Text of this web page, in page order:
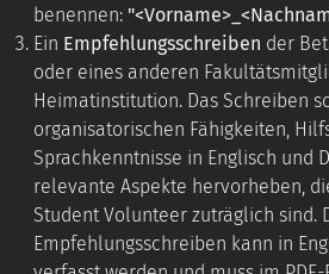
benennen:
Ein Empfehlungsschreiben der
oder eines anderen
Heimatinstitution. Das Schreiben
organisatorischen Fähigkeiten,
Sprachkenntnisse in Englisch und
relevante Aspekte hervorheben,
Student Volunteer zuträglich sind.
Empfehlungsschreiben kann in